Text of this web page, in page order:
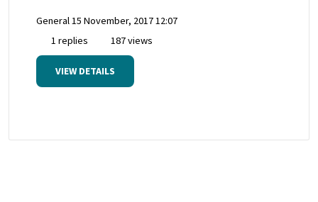
General15 November, 2017 12:07
1 replies
187 views
VIEW DETAILS